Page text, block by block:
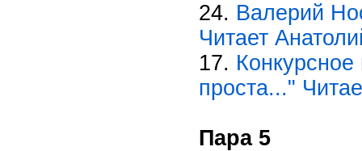
24. Валерий
Читает
17.
проста..."
Пара 5